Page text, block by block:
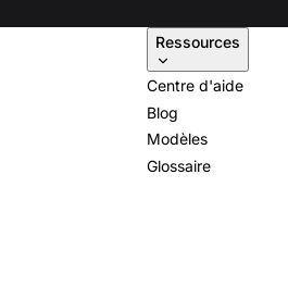
Ressources
Centre d'aide
Blog
Modèles
Glossaire